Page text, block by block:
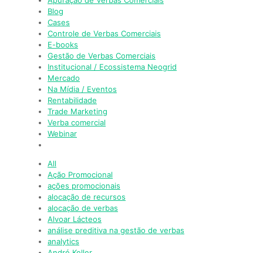
Blog
Cases
Controle de Verbas Comerciais
E-books
Gestão de Verbas Comerciais
Institucional / Ecossistema Neogrid
Mercado
Na Mídia / Eventos
Rentabilidade
Trade Marketing
Verba comercial
Webinar
All
Ação Promocional
ações promocionais
alocação de recursos
alocação de verbas
Alvoar Lácteos
análise preditiva na gestão de verbas
analytics